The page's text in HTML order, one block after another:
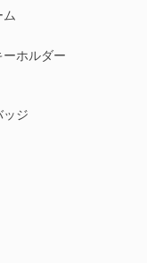
ホルダー
ジ